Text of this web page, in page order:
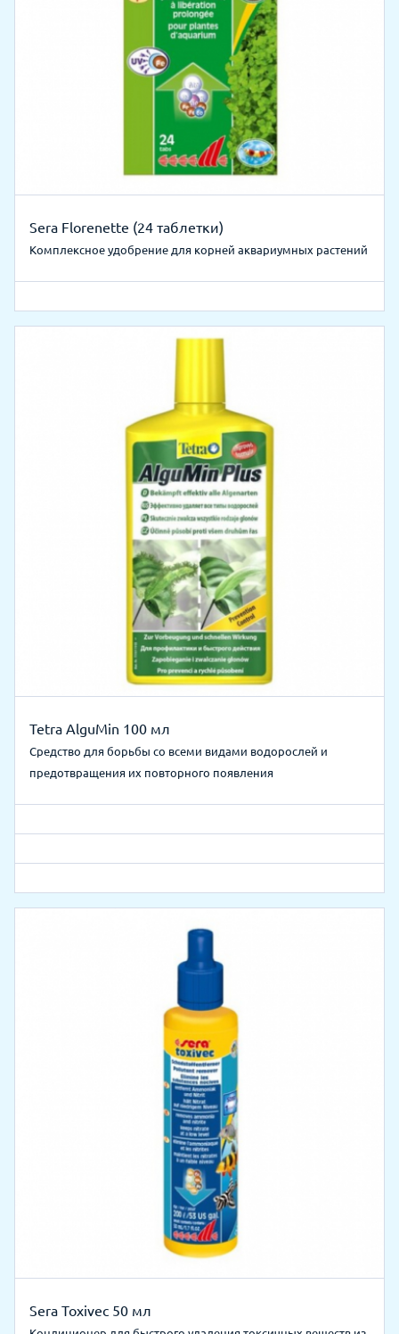
Sera Florenette (24 таблетки)
Комплексное удобрение для корней аквариумных растений
Tetra AlguMin 100 мл
Средство для борьбы со всеми видами водорослей и
предотвращения их повторного появления
Sera Toxivec 50 мл